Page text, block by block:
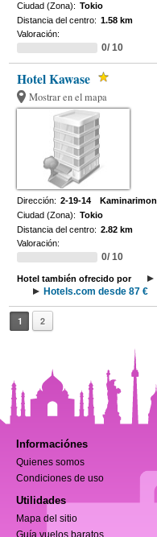
Ciudad (Zona): Tokio
Distancia del centro: 1.58 km
Valoración:
0/ 10
Hotel Kawase
Mostrar en el mapa
Dirección: 2-19-14 Kaminarimon
Ciudad (Zona): Tokio
Distancia del centro: 2.82 km
Valoración:
0/ 10
Hotel también ofrecido por
Hotels.com desde 87 €
1 2
Informaciónes
Quienes somos
Condiciones de uso
Utilidades
Mapa del sitio
Guía vuelos baratos